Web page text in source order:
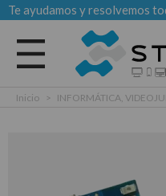
Te ayudamos y resolvemos
Todas las categorias
Inicio > INFORMÁTICA,